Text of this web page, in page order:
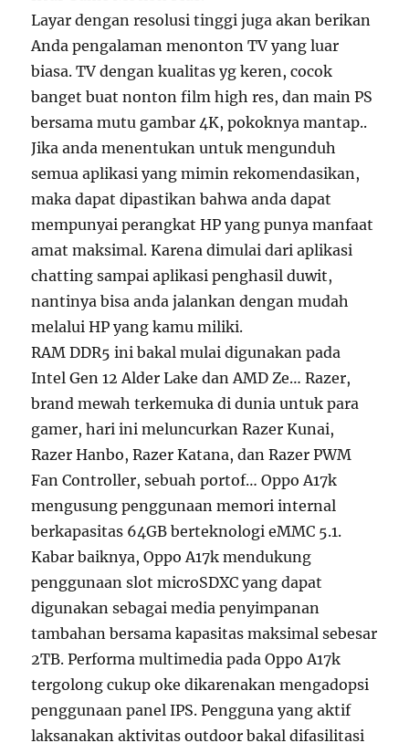
Layar dengan resolusi tinggi juga akan berikan
Anda pengalaman menonton TV yang luar
biasa. TV dengan kualitas yg keren, cocok
banget buat nonton film high res, dan main PS
bersama mutu gambar 4K, pokoknya mantap..
Jika anda menentukan untuk mengunduh
semua aplikasi yang mimin rekomendasikan,
maka dapat dipastikan bahwa anda dapat
mempunyai perangkat HP yang punya manfaat
amat maksimal. Karena dimulai dari aplikasi
chatting sampai aplikasi penghasil duwit,
nantinya bisa anda jalankan dengan mudah
melalui HP yang kamu miliki.
RAM DDR5 ini bakal mulai digunakan pada
Intel Gen 12 Alder Lake dan AMD Ze… Razer,
brand mewah terkemuka di dunia untuk para
gamer, hari ini meluncurkan Razer Kunai,
Razer Hanbo, Razer Katana, dan Razer PWM
Fan Controller, sebuah portof… Oppo A17k
mengusung penggunaan memori internal
berkapasitas 64GB berteknologi eMMC 5.1.
Kabar baiknya, Oppo A17k mendukung
penggunaan slot microSDXC yang dapat
digunakan sebagai media penyimpanan
tambahan bersama kapasitas maksimal sebesar
2TB. Performa multimedia pada Oppo A17k
tergolong cukup oke dikarenakan mengadopsi
penggunaan panel IPS. Pengguna yang aktif
laksanakan aktivitas outdoor bakal difasilitasi